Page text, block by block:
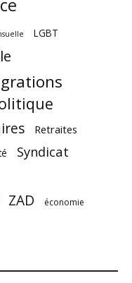
LGBT
Retraites
Syndicat
ZAD économie